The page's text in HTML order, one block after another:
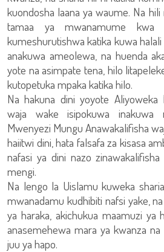
kuondosha laana ya waume. Na
tamaa ya mwanamume kwa
kumeshurutishwa katika kuwa
anakuwa ameolewa, na huenda
yote na asimpate tena, hilo
kutopetuka mpaka katika hilo.
Na hakuna dini yoyote
waja wake isipokuwa inakuwa
Mwenyezi Mungu Anawakalifisha
haiitwi dini, hata falsafa za kisasa
nafasi ya dini nazo
mengi.
Na lengo la Uislamu kuweka
mwanadamu kudhibiti nafsi yake,
ya haraka, akichukua maamuzi ya
anasemehewa mara ya kwanza
juu ya hapo.